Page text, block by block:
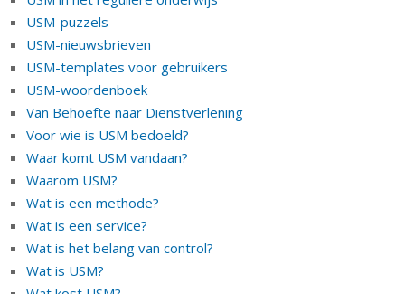
USM-puzzels
USM-nieuwsbrieven
USM-templates voor gebruikers
USM-woordenboek
Van Behoefte naar Dienstverlening
Voor wie is USM bedoeld?
Waar komt USM vandaan?
Waarom USM?
Wat is een methode?
Wat is een service?
Wat is het belang van control?
Wat is USM?